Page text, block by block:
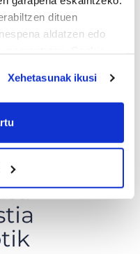
dituen
aldatzen edo
geographical
scanning it for
data is processed
section
Xehetasunak ikusi